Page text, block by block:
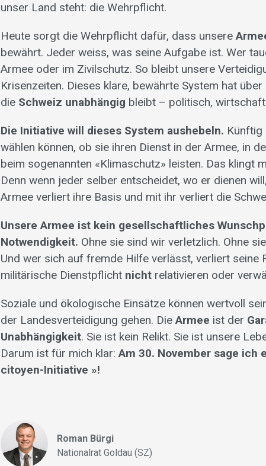
unser Land steht: die Wehrpflicht.
Heute sorgt die Wehrpflicht dafür, dass unsere
bewährt. Jeder weiss, was seine Aufgabe ist. Wer
Armee oder im Zivilschutz. So bleibt unsere
Krisenzeiten. Dieses klare, bewährte System hat
die Schweiz unabhängig bleibt – politisch,
Die Initiative will dieses System aushebeln. Künftig
wählen können, ob sie ihren Dienst in der Armee, in
beim sogenannten «Klimaschutz» leisten. Das klingt
Denn wenn jeder selber entscheidet, wo er dienen
Armee verliert ihre Basis und mit ihr verliert die
Unsere Armee ist kein gesellschaftliches
Notwendigkeit. Ohne sie sind wir verletzlich. Ohne
Und wer sich auf fremde Hilfe verlässt, verliert seine
militärische Dienstpflicht nicht relativieren oder
Soziale und ökologische Einsätze können wertvoll
der Landesverteidigung gehen. DieArmee ist der
Unabhängigkeit. Sie ist kein Relikt. Sie ist unsere
Darum ist für mich klar:Am 30. November sage ich
citoyen-Initiative »!
Roman Bürgi
Nationalrat Goldau (SZ)